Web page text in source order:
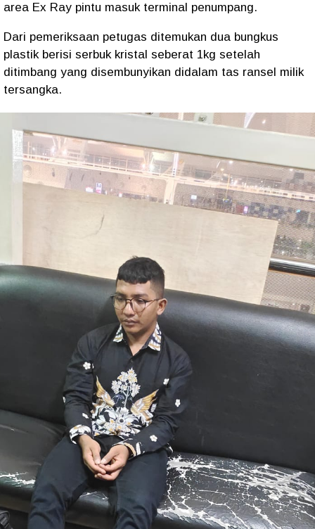
area Ex Ray pintu masuk terminal penumpang.
Dari pemeriksaan petugas ditemukan dua bungkus
plastik berisi serbuk kristal seberat 1kg setelah
ditimbang yang disembunyikan didalam tas ransel milik
tersangka.